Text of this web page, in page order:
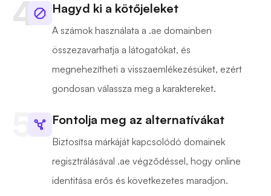
Hagyd ki a kötőjeleket
A számok használata a .ae domainben
összezavarhatja a látogatókat, és
megnehezítheti a visszaemlékezésüket, ezért
gondosan válassza meg a karaktereket.
Fontolja meg az alternatívákat
Biztosítsa márkáját kapcsolódó domainek
regisztrálásával .ae végződéssel, hogy online
identitása erős és következetes maradjon.